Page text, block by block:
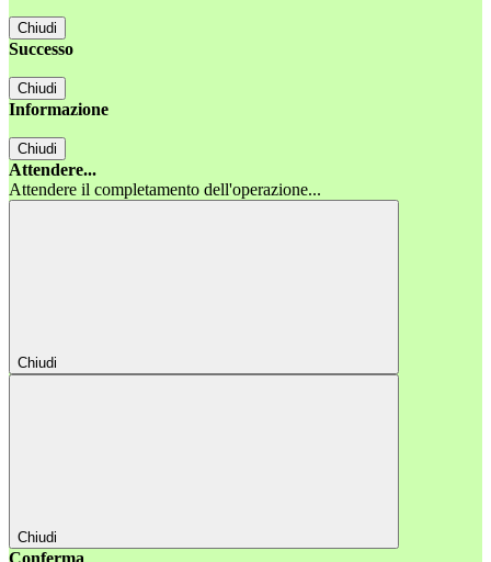
Chiudi
Successo
Chiudi
Informazione
Chiudi
Attendere...
Attendere il completamento dell'operazione...
Chiudi
Chiudi